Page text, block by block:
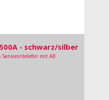
- schwarz/silber
Seniorentelefon mit AB